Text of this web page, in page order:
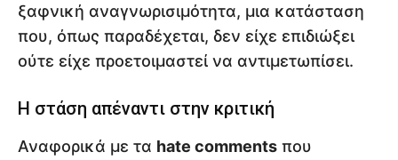
ξαφνική αναγνωρισιμότητα, μια κατάσταση
που, όπως παραδέχεται, δεν είχε επιδιώξει
ούτε είχε προετοιμαστεί να αντιμετωπίσει.
Η στάση απέναντι στην κριτική
Αναφορικά με τα hate comments που